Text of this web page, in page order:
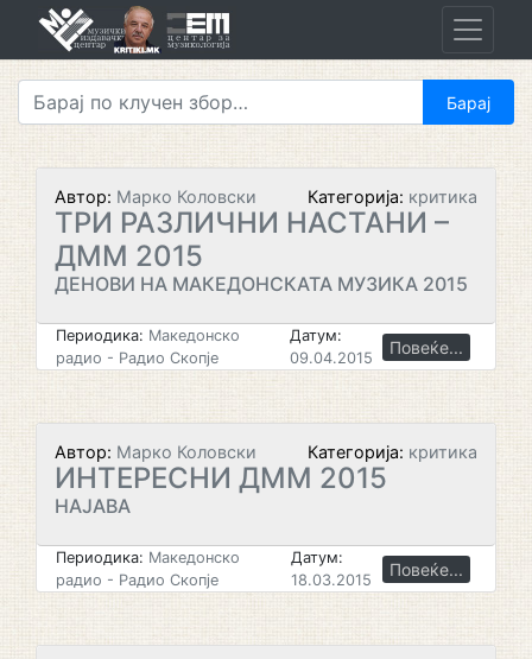
Автор: Марко Коловски Категорија: критика
ТРИ РАЗЛИЧНИ НАСТАНИ –
ДММ 2015
ДЕНОВИ НА МАКЕДОНСКАТА МУЗИКА 2015
Периодика: Македонско
радио - Радио Скопје
Датум:
09.04.2015
Повеќе...
Автор: Марко Коловски Категорија: критика
ИНТЕРЕСНИ ДММ 2015
НАЈАВА
Периодика: Македонско
радио - Радио Скопје
Датум:
18.03.2015
Повеќе...